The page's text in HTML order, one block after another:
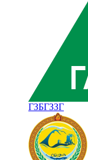
ГЗБГЗЗГ